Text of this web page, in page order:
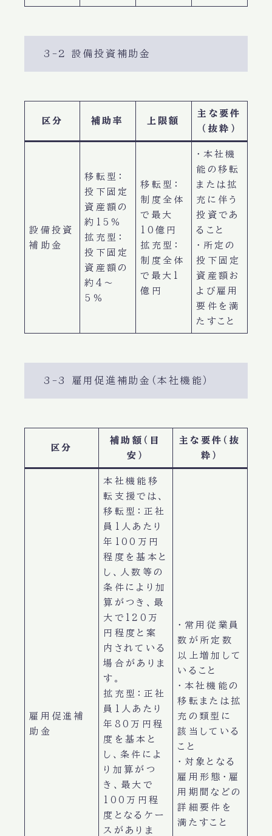
3-2 設備投資補助金
区分 補助率 上限額
主な要件
（抜粋）
設備投資
補助金
移転型：
投下固定
資産額の
約15％
拡充型：
投下固定
資産額の
約4〜
5％
移転型：
制度全体
で最大
10億円
拡充型：
制度全体
で最大1
億円
・本社機
能の移転
または拡
充に伴う
投資であ
ること
・所定の
投下固定
資産額お
よび雇用
要件を満
たすこと
3-3 雇用促進補助金（本社機能）
区分
補助額（目
安）
主な要件（抜
粋）
雇用促進補
助金
本社機能移
転支援では、
移転型：正社
員1人あたり
年100万円
程度を基本と
し、人数等の
条件により加
算がつき、最
大で120万
円程度と案
内されている
場合がありま
す。
拡充型：正社
員1人あたり
年80万円程
度を基本と
し、条件によ
り加算がつ
き、最大で
100万円程
度となるケー
スがありま
・常用従業員
数が所定数
以上増加して
いること
・本社機能の
移転または拡
充の類型に
該当している
こと
・対象となる
雇用形態・雇
用期間などの
詳細要件を
満たすこと